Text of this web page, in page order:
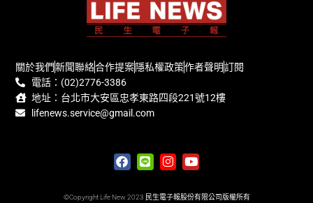
關於我們新聞聯絡合作提案隱私權政策作者聲明訂閱
電話：(02)2776-3386
地址：台北市大安區忠孝東路四段221號12樓
lifenews.service@gmail.com
©Copyright Life New 2023 民生電子報股份有限公司版權所有